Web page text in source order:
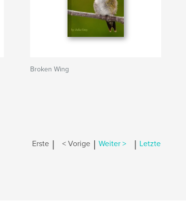
Broken Wing
Erste | < Vorige | Weiter > | Letzte